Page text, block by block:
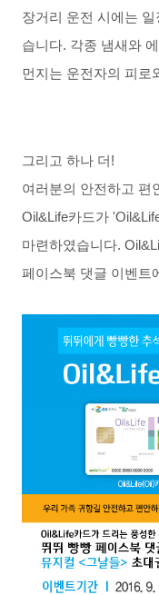
장거리 운전 시에는 일
습니다. 각종 냄새와
먼지는 운전자의 피로
그리고 하나 더 !
여러분의 안전하고 편
Oil&Life카드가
마련하였습니다.
페이스북 댓글 이벤트